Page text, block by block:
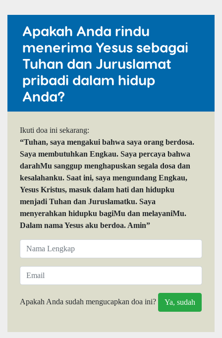
Apakah Anda rindu
menerima Yesus sebagai
Tuhan dan Juruslamat
pribadi dalam hidup
Anda?
Ikuti doa ini sekarang:
“Tuhan, saya mengakui bahwa saya orang berdosa.
Saya membutuhkan Engkau. Saya percaya bahwa
darahMu sanggup menghapuskan segala dosa dan
kesalahanku. Saat ini, saya mengundang Engkau,
Yesus Kristus, masuk dalam hati dan hidupku
menjadi Tuhan dan Juruslamatku. Saya
menyerahkan hidupku bagiMu dan melayaniMu.
Dalam nama Yesus aku berdoa. Amin”
Apakah Anda sudah mengucapkan doa ini?